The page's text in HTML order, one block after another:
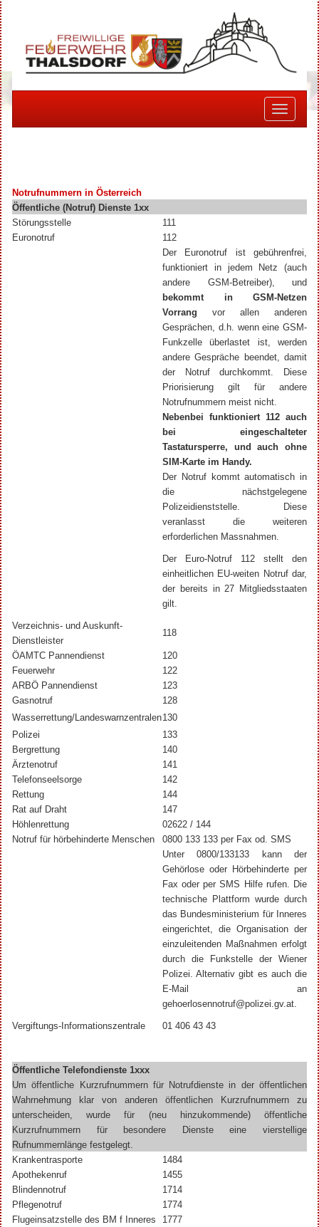
Toggle
Notrufnummern in Österreich
Öffentliche (Notruf) Dienste 1xx
Störungsstelle
111
Euronotruf
112
Der Euronotruf ist gebührenfrei,
funktioniert in jedem Netz (auch
andere GSM-Betreiber), und
bekommt in GSM-Netzen
Vorrang vor allen anderen
Gesprächen, d.h. wenn eine GSM-
Funkzelle überlastet ist, werden
andere Gespräche beendet, damit
der Notruf durchkommt. Diese
Priorisierung gilt für andere
Notrufnummern meist nicht.
Nebenbei funktioniert 112 auch
bei eingeschalteter
Tastatursperre, und auch ohne
SIM-Karte im Handy.
Der Notruf kommt automatisch in
die nächstgelegene
Polizeidienststelle. Diese
veranlasst die weiteren
erforderlichen Massnahmen.
Der Euro-Notruf 112 stellt den
einheitlichen EU-weiten Notruf dar,
der bereits in 27 Mitgliedsstaaten
gilt.
Verzeichnis- und Auskunft-
Dienstleister
118
ÖAMTC Pannendienst
120
Feuerwehr
122
ARBÖ Pannendienst
123
Gasnotruf
128
Wasserrettung/Landeswarnzentralen130
Polizei
133
Bergrettung
140
Ärztenotruf
141
Telefonseelsorge
142
Rettung
144
Rat auf Draht
147
Höhlenrettung
02622 / 144
Notruf für hörbehinderte Menschen
0800 133 133 per Fax od. SMS
Unter 0800/133133 kann der
Gehörlose oder Hörbehinderte per
Fax oder per SMS Hilfe rufen. Die
technische Plattform wurde durch
das Bundesministerium für Inneres
eingerichtet, die Organisation der
einzuleitenden Maßnahmen erfolgt
durch die Funkstelle der Wiener
Polizei. Alternativ gibt es auch die
E-Mail an
gehoerlosennotruf@polizei.gv.at.
Vergiftungs-Informationszentrale 01 406 43 43
Öffentliche Telefondienste 1xxx
Um öffentliche Kurzrufnummern für Notrufdienste in der öffentlichen
Wahrnehmung klar von anderen öffentlichen Kurzrufnummern zu
unterscheiden, wurde für (neu hinzukommende) öffentliche
Kurzrufnummern für besondere Dienste eine vierstellige
Rufnummernlänge festgelegt.
Krankentrasporte
1484
Apothekenruf
1455
Blindennotruf
1714
Pflegenotruf
1774
Flugeinsatzstelle des BM f Inneres
1777